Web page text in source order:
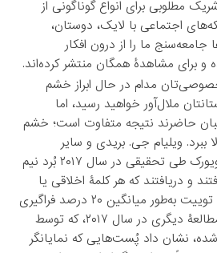
مطلوبی برای انواع گوناگونی از
اجتماعی با لایک، دوستان،
جامعه‌سنج ما را از درون افکار
برای مشاهدۀ همگان منتشر کرده‌اند.
مدام در حال ابراز خشم
ملال‌آور خواهید رسید، اما
حاضرند نتیجه متفاوت است؛ خشم
ببرد. ویلیام جی. بریدی و سایر
پژوهندگان در دانشگاه نیویورک طی تحقیقی در سال ۲۰۱۷ بُرد نیم
و دریافتند که هر کلمۀ اخلاقی یا
احساسیِِ به‌کاررفته در یک توییت به‌طور میانگین ۲۰ درصد فراگیری
آن را افزایش داده است. مطالعۀ دیگری در سال ۲۰۱۷، که توسط
نشان داد پُست‌هایی که نمایانگر